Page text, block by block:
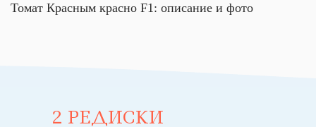
Томат Красным красно F1: описание и фото
2 РЕДИСКИ